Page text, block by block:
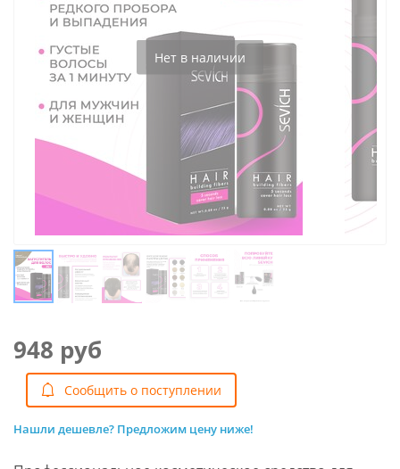
Нет в наличии
948 руб
Cообщить о поступлении
Нашли дешевле? Предложим цену ниже!